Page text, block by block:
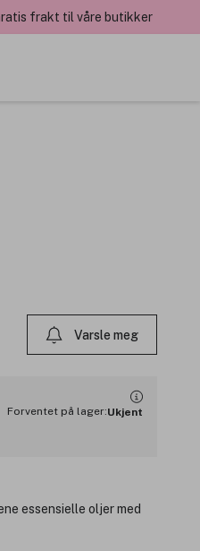
frakt til våre butikker
Varsle meg
Forventet på lager:Ukjent
essensielle oljer med